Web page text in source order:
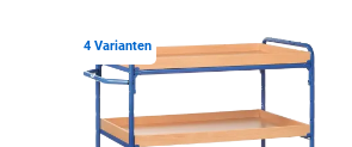
Zur Merkliste hinzufügen
4 Varianten